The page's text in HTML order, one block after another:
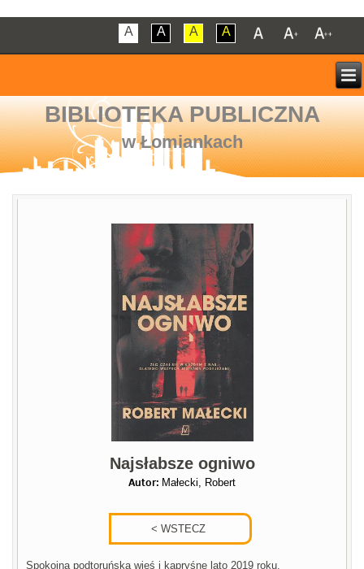
A A A A
BIBLIOTEKA PUBLICZNA
w Łomiankach
Najsłabsze ogniwo
Autor: Małecki, Robert
Spokojna podtoruńska wieś i kapryśne lato 2019 roku.